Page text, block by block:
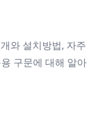
와 설치방법, 자주
구문에 대해 알아